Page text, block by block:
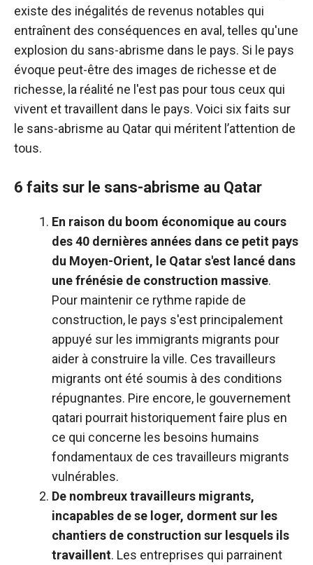
existe des inégalités de revenus notables qui
entraînent des conséquences en aval, telles qu'une
explosion du sans-abrisme dans le pays. Si le pays
évoque peut-être des images de richesse et de
richesse, la réalité ne l'est pas pour tous ceux qui
vivent et travaillent dans le pays. Voici six faits sur
le sans-abrisme au Qatar qui méritent l’attention de
tous.
6 faits sur le sans-abrisme au Qatar
En raison du boom économique au cours
des 40 dernières années dans ce petit pays
du Moyen-Orient, le Qatar s'est lancé dans
une frénésie de construction massive.
Pour maintenir ce rythme rapide de
construction, le pays s'est principalement
appuyé sur les immigrants migrants pour
aider à construire la ville. Ces travailleurs
migrants ont été soumis à des conditions
répugnantes. Pire encore, le gouvernement
qatari pourrait historiquement faire plus en
ce qui concerne les besoins humains
fondamentaux de ces travailleurs migrants
vulnérables.
De nombreux travailleurs migrants,
incapables de se loger, dorment sur les
chantiers de construction sur lesquels ils
travaillent. Les entreprises qui parrainent